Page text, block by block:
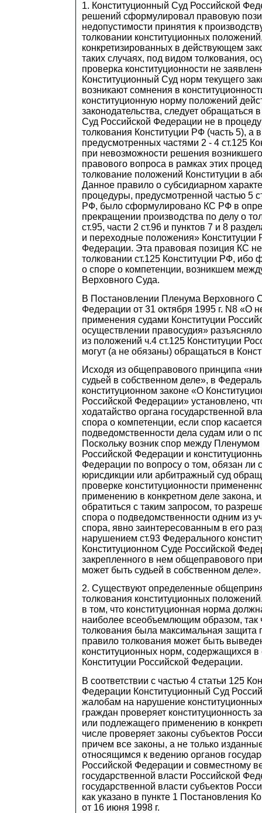
1. Конституционный Суд Российской
решений сформулировал правовую
недопустимости принятия к
толковании конституционных
конкретизированных в действующем
таких случаях, под видом толкования,
проверка конституционности не
Конституционный Суд норм текущего
возникают сомнения в
конституционную норму положений
законодательства, следует обращаться
Суд Российской Федерации не в
толкования Конституции РФ (часть 5), а
предусмотренных частями 2 - 4 ст.125
при невозможности решения
правового вопроса в рамках этих
толкование положений Конституции в
Данное правило о субсидиарном
процедуры, предусмотренной частью 5
РФ, было сформулировано КС РФ в
прекращении производства по делу о
ст.95, части 2 ст.96 и пунктов 7 и 8
и переходные положения» Конституции
Федерации. Эта правовая позиция КС
толковании ст.125 Конституции РФ, ибо
о споре о компетенции, возникшем
Верховного Суда.
В Постановлении Пленума Верховного
Федерации от 31 октября 1995 г. N8 «О
применения судами Конституции
осуществлении правосудия»
из положений ч.4 ст.125 Конституции
могут (а не обязаны) обращаться в
Исходя из общеправового принципа
судьей в собственном деле», в
конституционном законе «О
Российской Федерации» установлено,
ходатайство органа государственной
спора о компетенции, если спор
подведомственности дела судам или о
Поскольку возник спор между
Российской Федерации и
Федерации по вопросу о том, обязан ли
юрисдикции или арбитражный суд
проверке конституционности
применению в конкретном деле закона,
обратиться с таким запросом, то
спора о подведомственности одним из
спора, явно заинтересованным в его
нарушением ст.93 Федерального
Конституционном Суде Российской
закрепленного в нем общеправового
может быть судьей в собственном деле».
2. Существуют определенные
толкования конституционных
в том, что конституционная норма
наиболее всеобъемлющим образом, так
толкования была максимальная защита
правило толкования может быть
конституционных норм, содержащихся в
Конституции Российской Федерации.
В соответствии с частью 4 статьи 125
Федерации Конституционный Суд
жалобам на нарушение
граждан проверяет конституционность
или подлежащего применению в
числе проверяет законы субъектов
причем все законы, а не только
относящимся к ведению органов
Российской Федерации и совместному
государственной власти Российской
государственной власти субъектов
как указано в пункте 1 Постановления
от 16 июня 1998 г.